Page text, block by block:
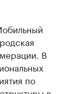
В
по